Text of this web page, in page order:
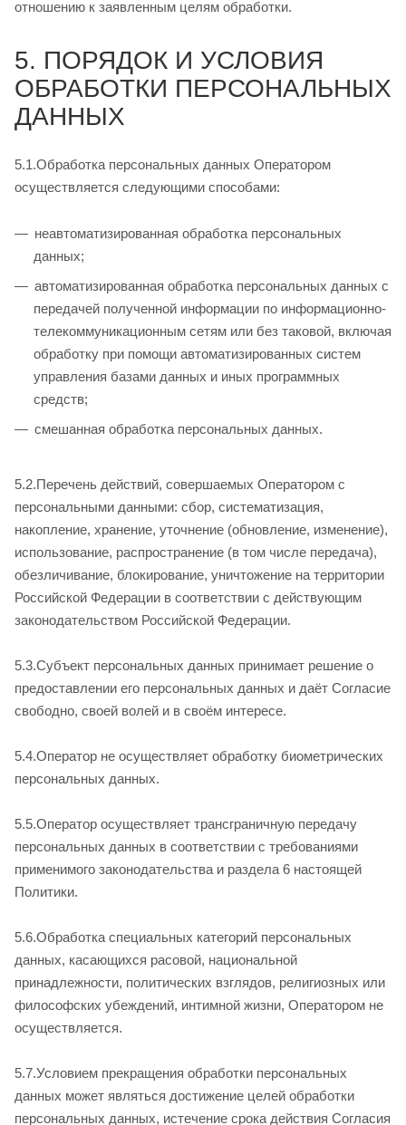
отношению к заявленным целям обработки.
5. ПОРЯДОК И УСЛОВИЯ
ОБРАБОТКИ ПЕРСОНАЛЬНЫХ
ДАННЫХ
5.1.Обработка персональных данных Оператором
осуществляется следующими способами:
неавтоматизированная обработка персональных
данных;
автоматизированная обработка персональных данных с
передачей полученной информации по информационно-
телекоммуникационным сетям или без таковой, включая
обработку при помощи автоматизированных систем
управления базами данных и иных программных
средств;
смешанная обработка персональных данных.
5.2.Перечень действий, совершаемых Оператором с
персональными данными: сбор, систематизация,
накопление, хранение, уточнение (обновление, изменение),
использование, распространение (в том числе передача),
обезличивание, блокирование, уничтожение на территории
Российской Федерации в соответствии с действующим
законодательством Российской Федерации.
5.3.Субъект персональных данных принимает решение о
предоставлении его персональных данных и даёт Согласие
свободно, своей волей и в своём интересе.
5.4.Оператор не осуществляет обработку биометрических
персональных данных.
5.5.Оператор осуществляет трансграничную передачу
персональных данных в соответствии с требованиями
применимого законодательства и раздела 6 настоящей
Политики.
5.6.Обработка специальных категорий персональных
данных, касающихся расовой, национальной
принадлежности, политических взглядов, религиозных или
философских убеждений, интимной жизни, Оператором не
осуществляется.
5.7.Условием прекращения обработки персональных
данных может являться достижение целей обработки
персональных данных, истечение срока действия Согласия